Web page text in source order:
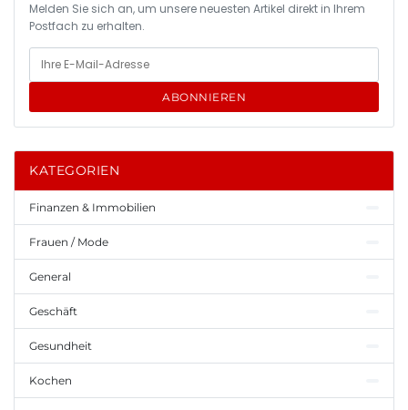
Melden Sie sich an, um unsere neuesten Artikel direkt in Ihrem
Postfach zu erhalten.
ABONNIEREN
KATEGORIEN
Finanzen & Immobilien
Frauen / Mode
General
Geschäft
Gesundheit
Kochen